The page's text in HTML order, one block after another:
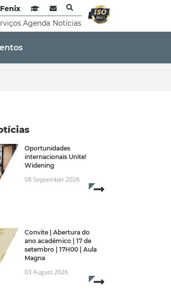
Fenix
Sistema de Gestão de Aprendizagem
Webmail
Agenda Notícias
Oportunidades
internacionais Unite!
Widening
08 September 2026
Read more...
Convite | Abertura do
ano académico | 17 de
setembro | 17H00 | Aula
Magna
03 August 2026
Read more...